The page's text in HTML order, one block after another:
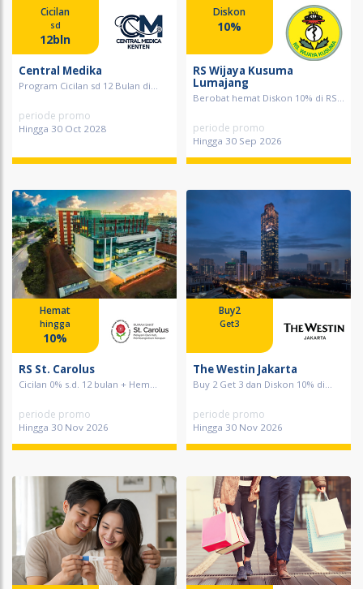
Cicilan
sd
12bln
Central Medika
Program Cicilan sd 12 Bulan di...
periode promo
Hingga 30 Oct 2028
Diskon
10%
RS Wijaya Kusuma
Lumajang
Berobat hemat Diskon 10% di RS...
periode promo
Hingga 30 Sep 2026
Hemat
hingga
10%
RS St. Carolus
Cicilan 0% s.d. 12 bulan + Hem...
periode promo
Hingga 30 Nov 2026
Buy2
Get3
The Westin Jakarta
Buy 2 Get 3 dan Diskon 10% di...
periode promo
Hingga 30 Nov 2026